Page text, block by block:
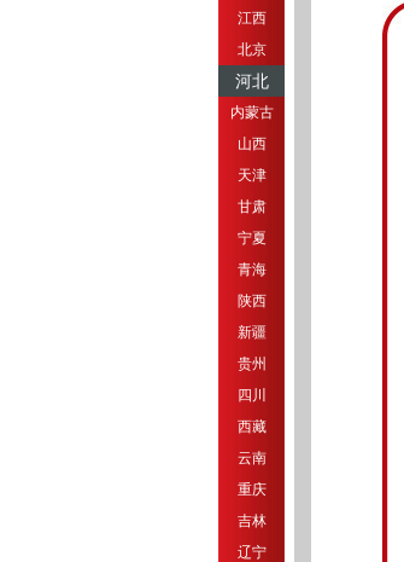
江西
北京
河北
内蒙古
山西
天津
甘肃
宁夏
青海
陕西
新疆
贵州
四川
西藏
云南
重庆
吉林
辽宁